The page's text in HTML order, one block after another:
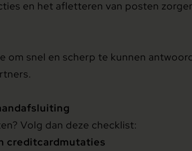
en het afletteren van posten
om snel en scherp te kunnen
Volg dan deze checklist:
creditcardmutaties